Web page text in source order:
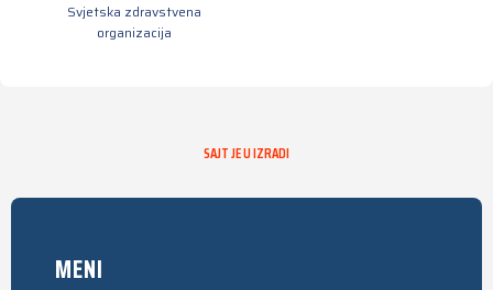
Svjetska zdravstvena
organizacija
SAJT JE U IZRADI
MENI